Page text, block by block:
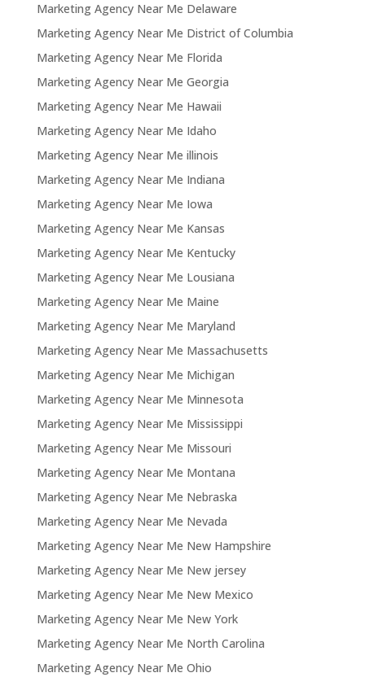
Marketing Agency Near Me Delaware
Marketing Agency Near Me District of Columbia
Marketing Agency Near Me Florida
Marketing Agency Near Me Georgia
Marketing Agency Near Me Hawaii
Marketing Agency Near Me Idaho
Marketing Agency Near Me illinois
Marketing Agency Near Me Indiana
Marketing Agency Near Me Iowa
Marketing Agency Near Me Kansas
Marketing Agency Near Me Kentucky
Marketing Agency Near Me Lousiana
Marketing Agency Near Me Maine
Marketing Agency Near Me Maryland
Marketing Agency Near Me Massachusetts
Marketing Agency Near Me Michigan
Marketing Agency Near Me Minnesota
Marketing Agency Near Me Mississippi
Marketing Agency Near Me Missouri
Marketing Agency Near Me Montana
Marketing Agency Near Me Nebraska
Marketing Agency Near Me Nevada
Marketing Agency Near Me New Hampshire
Marketing Agency Near Me New jersey
Marketing Agency Near Me New Mexico
Marketing Agency Near Me New York
Marketing Agency Near Me North Carolina
Marketing Agency Near Me Ohio